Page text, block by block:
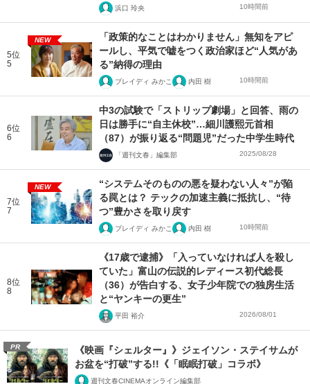
浜口 玲央 10時間前
5位
5
NEW
「政策的なことはわかりません」無知をアピ
ールし、平気で嘘をつく政治家ほど“人気があ
る”納得の理由
ブレイディ みかこ 内田 樹 10時間前
6位
6
中3の試験で「ストリップ劇場」と回答、雨の
日は勝手に“自主休校”…細川護熙元首相
（87）が振り返る“問題児”だった中学生時代
「週刊文春」編集部 2025/08/28
7位
7
NEW
“システムそのものの悪を疑わない人々”が陥
る罠とは？ テックの加速主義に抵抗し、“待
つ”豊かさを取り戻す
ブレイディ みかこ 内田 樹 10時間前
8位
8
《17歳で逮捕》「入っていなければ人を殺し
ていた」富山の伝説的レディース初代総長
（36）が告白する、女子少年院での独房生活
と“ヤンキーの更生”
平田 裕介 2026/08/01
PR
《映画『シェルター』》ジェイソン・ステイサムが
お盆を“打破”する!!《「眠眠打破」コラボ》
週刊文春CINEMAオンライン編集部